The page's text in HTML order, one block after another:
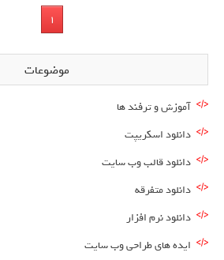
1
موضوعات
آموزش و ترفند ها
دانلود اسکریپت
دانلود قالب وب سایت
دانلود متفرقه
دانلود نرم افزار
ایده های طراحی وب سایت